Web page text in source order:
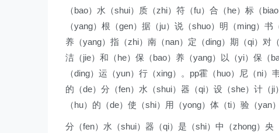
（bao）水（shui）质（zhi）符（fu）合（he）标（
（yang）根（gen）据（ju）说（shuo）明（ming）
养（yang）指（zhi）南（nan）定（ding）期（qi）对
洁（jie）和（he）保（bao）养（yang）以（yi）保（
（ding）运（yun）行（xing）。pp霍（huo）尼（ni
的（de）分（fen）水（shui）器（qi）设（she）计（
（hu）的（de）使（shi）用（yong）体（ti）验（yan）
分（fen）水（shui）器（qi）是（shi）中（zhong）